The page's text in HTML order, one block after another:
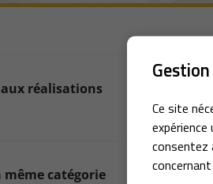
Ce site
consentez
réalisations
même catégorie